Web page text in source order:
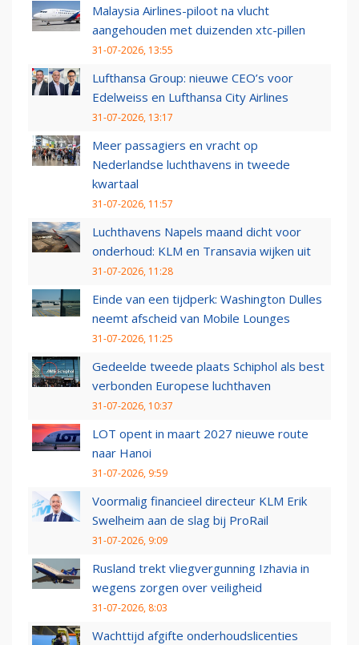
Malaysia Airlines-piloot na vlucht
aangehouden met duizenden xtc-pillen
31-07-2026, 13:55
Lufthansa Group: nieuwe CEO’s voor
Edelweiss en Lufthansa City Airlines
31-07-2026, 13:17
Meer passagiers en vracht op
Nederlandse luchthavens in tweede
kwartaal
31-07-2026, 11:57
Luchthavens Napels maand dicht voor
onderhoud: KLM en Transavia wijken uit
31-07-2026, 11:28
Einde van een tijdperk: Washington Dulles
neemt afscheid van Mobile Lounges
31-07-2026, 11:25
Gedeelde tweede plaats Schiphol als best
verbonden Europese luchthaven
31-07-2026, 10:37
LOT opent in maart 2027 nieuwe route
naar Hanoi
31-07-2026, 9:59
Voormalig financieel directeur KLM Erik
Swelheim aan de slag bij ProRail
31-07-2026, 9:09
Rusland trekt vliegvergunning Izhavia in
wegens zorgen over veiligheid
31-07-2026, 8:03
Wachttijd afgifte onderhoudslicenties